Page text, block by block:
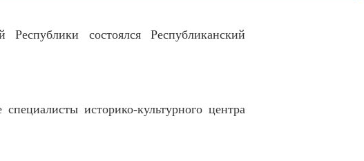
состоялся Республиканский
историко-культурного центра